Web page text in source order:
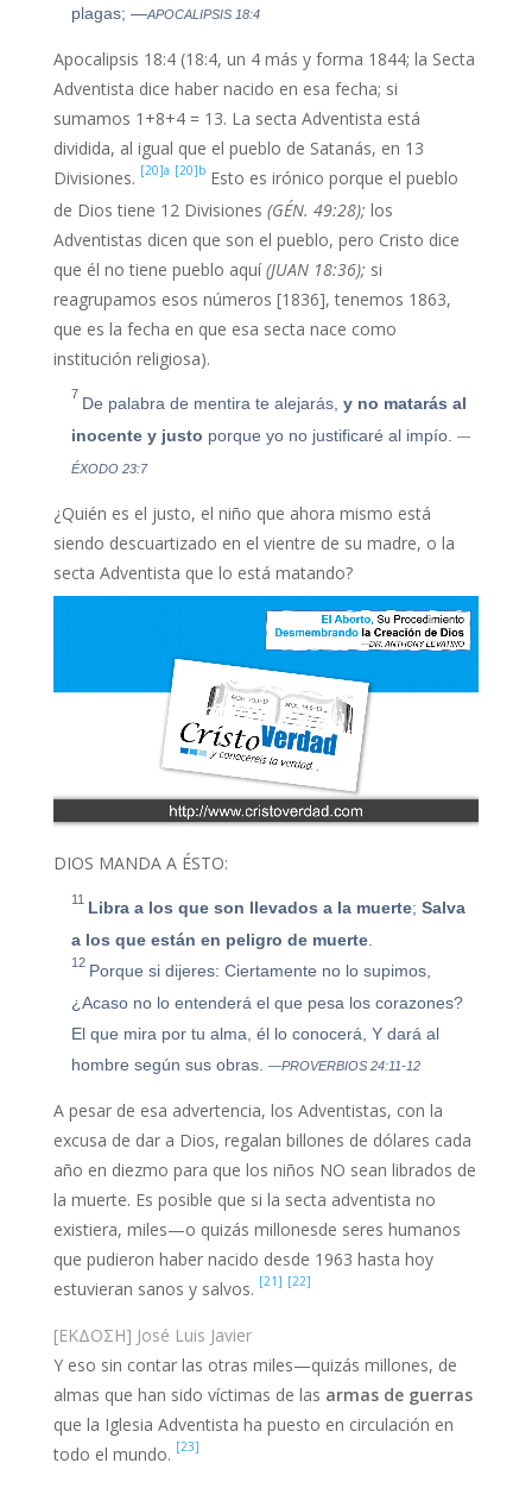
plagas; —APOCALIPSIS 18:4
Apocalipsis 18:4 (18:4, un 4 más y forma 1844; la Secta
Adventista dice haber nacido en esa fecha; si
sumamos 1+8+4 = 13. La secta Adventista está
dividida, al igual que el pueblo de Satanás, en 13
Divisiones. [20]a [20]bEsto es irónico porque el pueblo
de Dios tiene 12 Divisiones (GÉN. 49:28); los
Adventistas dicen que son el pueblo, pero Cristo dice
que él no tiene pueblo aquí(JUAN 18:36); si
reagrupamos esos números [1836], tenemos 1863,
que es la fecha en que esa secta nace como
institución religiosa).
7 De palabra de mentira te alejarás, y no matarás al
inocente y justo porque yo no justificaré al impío. —
ÉXODO 23:7
¿Quién es el justo, el niño que ahora mismo está
siendo descuartizado en el vientre de su madre, o la
secta Adventista que lo está matando?
DIOS MANDA A ÉSTO:
11 Libra a los que son llevados a la muerte; Salva
a los que están en peligro de muerte.
12 Porque si dijeres: Ciertamente no lo supimos,
¿Acaso no lo entenderá el que pesa los corazones?
El que mira por tu alma, él lo conocerá, Y dará al
hombre según sus obras.
—PROVERBIOS 24:11-12
A pesar de esa advertencia, los Adventistas, con la
excusa de dar a Dios, regalan billones de dólares cada
año en diezmo para que los niños NO sean librados de
la muerte. Es posible que si la secta adventista no
existiera, miles—o quizás millonesde seres humanos
que pudieron haber nacido desde 1963 hasta hoy
estuvieran sanos y salvos. [21] [22]
[ΕΚΔΟΣΗ] José Luis Javier
Y eso sin contar las otras miles—quizás millones, de
almas que han sido víctimas de las armas de guerras
que la Iglesia Adventista ha puesto en circulación en
todo el mundo. [23]